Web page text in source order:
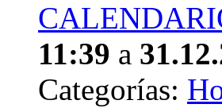
11:39 a
Categorías: